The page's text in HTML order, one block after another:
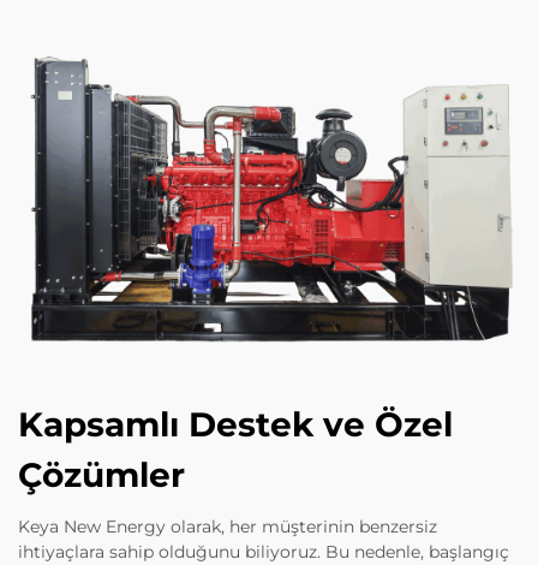
Kapsamlı Destek ve Özel
Çözümler
Keya New Energy olarak, her müşterinin benzersiz
ihtiyaçlara sahip olduğunu biliyoruz. Bu nedenle, başlangıç